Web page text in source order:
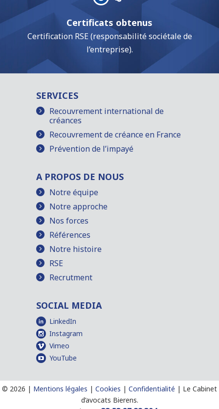
Certificats obtenus
Certification RSE (responsabilité sociétale de
l’entreprise).
SERVICES
Recouvrement international de
créances
Recouvrement de créance en France
Prévention de l’impayé
A PROPOS DE NOUS
Notre équipe
Notre approche
Nos forces
Références
Notre histoire
RSE
Recrutment
SOCIAL MEDIA
LinkedIn
Instagram
Vimeo
YouTube
© 2026 | Mentions légales | Cookies | Confidentialité | Le Cabinet
d’avocats Bierens.